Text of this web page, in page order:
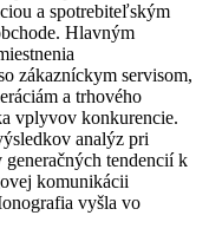
a spotrebiteľským
Hlavným
zákazníckym servisom,
a trhového
vplyvov konkurencie.
analýz pri
tendencií k
komunikácii
vyšla vo